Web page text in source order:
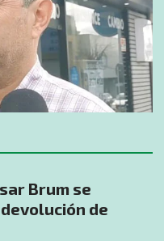
Brum se
de